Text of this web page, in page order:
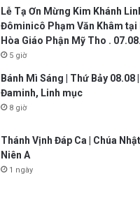
Lễ Tạ Ơn Mừng Kim Khánh
Đôminicô Phạm Văn Khâm tại
Hòa Giáo Phận Mỹ Tho .
5 giờ
Bánh Mì Sáng | Thứ Bảy 08.08
Đaminh, Linh mục
8 giờ
Thánh Vịnh Đáp Ca | Chúa
Niên A
1 ngày